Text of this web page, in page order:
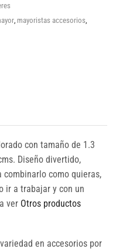
mayoristas accesorios
con tamaño de 1.3
Diseño divertido,
como quieras,
ir a trabajar y con un
ver Otros productos
en accesorios por